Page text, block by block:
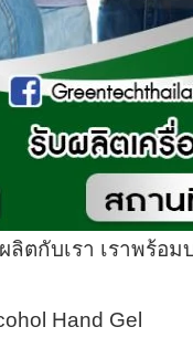
ลิตกับเรา เราพร้อ
Hand Gel